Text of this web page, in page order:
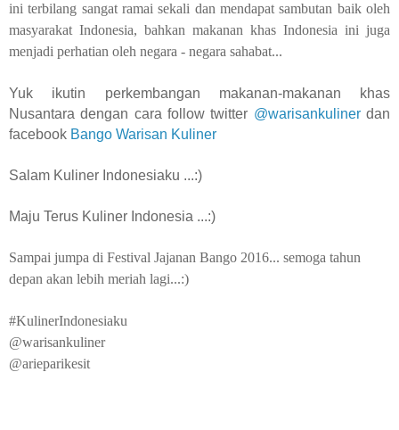
ini terbilang sangat ramai sekali dan mendapat sambutan baik oleh
masyarakat Indonesia, bahkan makanan khas Indonesia ini juga
menjadi perhatian oleh negara - negara sahabat...
Yuk ikutin perkembangan makanan-makanan khas
Nusantara dengan cara follow twitter @warisankulinerdan
facebook Bango Warisan Kuliner
Salam Kuliner Indonesiaku ...:)
Maju Terus Kuliner Indonesia ...:)
Sampai jumpa di Festival Jajanan Bango 2016... semoga tahun
depan akan lebih meriah lagi...:)
#KulinerIndonesiaku
@warisankuliner
@arieparikesit